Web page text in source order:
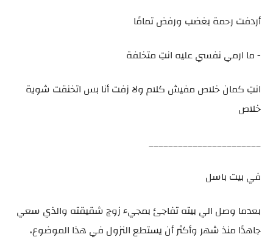
أردفت رحمة بغضب ورفض تمامًا
- ما ارمي نفسي عليه انتِ متخلفة
انتِ كمان خلاص مفيش كلام ولا زفت أنا بس اتخنقت شوية
خلاص
_______________________
في بيت باسل
بعدما وصل الي بيته تفاجئ بمجيء زوج شقيقته والذي سعي
جاهدًا منذ شهر وأكثر أن يستطع النزول في هذا الموضوع،